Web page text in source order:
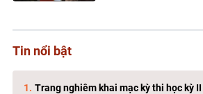
Tin nổi bật
Trang nghiêm khai mạc kỳ thi học kỳ II